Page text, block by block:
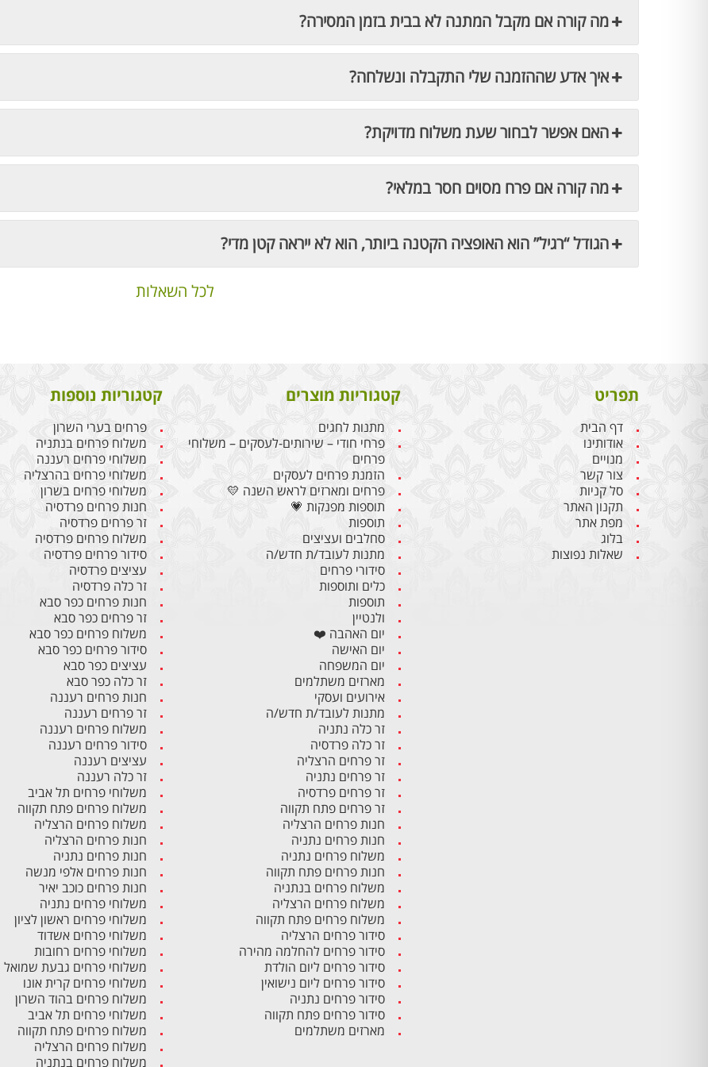
מה קורה אם מקבל המתנה לא בבית בזמן המסירה?
איך אדע שההזמנה שלי התקבלה ונשלחה?
האם אפשר לבחור שעת משלוח מדויקת?
מה קורה אם פרח מסוים חסר במלאי?
הגודל “רגיל” הוא האופציה הקטנה ביותר, הוא לא ייראה קטן מדי?
לכל השאלות
תפריט
דף הבית
אודותינו
מנויים
צור קשר
סל קניות
תקנון האתר
מפת אתר
בלוג
שאלות נפוצות
קטגוריות מוצרים
מתנות לחגים
פרחי חודי – שירותים-לעסקים – משלוחי
פרחים
הזמנת פרחים לעסקים
פרחים ומארזים לראש השנה 💛
תוספות מפנקות 💗
תוספות
סחלבים ועציצים
מתנות לעובד/ת חדש/ה
סידורי פרחים
כלים ותוספות
תוספות
ולנטיין
יום האהבה ❤️
יום האישה
יום המשפחה
מארזים משתלמים
אירועים ועסקי
מתנות לעובד/ת חדש/ה
זר כלה נתניה
זר כלה פרדסיה
זר פרחים הרצליה
זר פרחים נתניה
זר פרחים פרדסיה
זר פרחים פתח תקווה
חנות פרחים הרצליה
חנות פרחים נתניה
משלוח פרחים נתניה
חנות פרחים פתח תקווה
משלוח פרחים בנתניה
משלוח פרחים הרצליה
משלוח פרחים פתח תקווה
סידור פרחים הרצליה
סידור פרחים להחלמה מהירה
סידור פרחים ליום הולדת
סידור פרחים ליום נישואין
סידור פרחים נתניה
סידור פרחים פתח תקווה
מארזים משתלמים
קטגוריות נוספות
פרחים בערי השרון
משלוח פרחים בנתניה
משלוחי פרחים רעננה
משלוחי פרחים בהרצליה
משלוחי פרחים בשרון
חנות פרחים פרדסיה
זר פרחים פרדסיה
משלוח פרחים פרדסיה
סידור פרחים פרדסיה
עציצים פרדסיה
זר כלה פרדסיה
חנות פרחים כפר סבא
זר פרחים כפר סבא
משלוח פרחים כפר סבא
סידור פרחים כפר סבא
עציצים כפר סבא
זר כלה כפר סבא
חנות פרחים רעננה
זר פרחים רעננה
משלוח פרחים רעננה
סידור פרחים רעננה
עציצים רעננה
זר כלה רעננה
משלוחי פרחים תל אביב
משלוח פרחים פתח תקווה
משלוח פרחים הרצליה
חנות פרחים הרצליה
חנות פרחים נתניה
חנות פרחים אלפי מנשה
חנות פרחים כוכב יאיר
משלוחי פרחים נתניה
משלוחי פרחים ראשון לציון
משלוחי פרחים אשדוד
משלוחי פרחים רחובות
משלוחי פרחים גבעת שמואל
משלוחי פרחים קרית אונו
משלוח פרחים בהוד השרון
משלוחי פרחים תל אביב
משלוח פרחים פתח תקווה
משלוח פרחים הרצליה
משלוח פרחים בנתניה